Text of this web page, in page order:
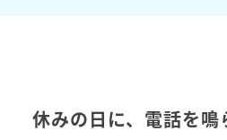
休みの日に、電話を